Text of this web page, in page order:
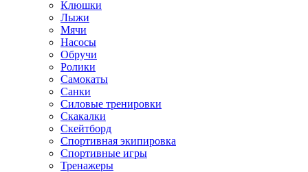
Клюшки
Лыжи
Мячи
Насосы
Обручи
Ролики
Самокаты
Санки
Силовые тренировки
Скакалки
Скейтборд
Спортивная экипировка
Спортивные игры
Тренажеры